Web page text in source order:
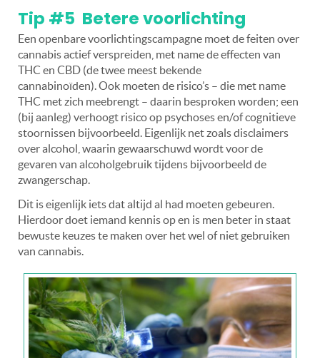
Tip #5 Betere voorlichting
Een openbare voorlichtingscampagne moet de feiten over
cannabis actief verspreiden, met name de effecten van
THC en CBD (de twee meest bekende
cannabinoïden). Ook moeten de risico’s – die met name
THC met zich meebrengt – daarin besproken worden; een
(bij aanleg) verhoogt risico op psychoses en/of cognitieve
stoornissen bijvoorbeeld. Eigenlijk net zoals disclaimers
over alcohol, waarin gewaarschuwd wordt voor de
gevaren van alcoholgebruik tijdens bijvoorbeeld de
zwangerschap.
Dit is eigenlijk iets dat altijd al had moeten gebeuren.
Hierdoor doet iemand kennis op en is men beter in staat
bewuste keuzes te maken over het wel of niet gebruiken
van cannabis.